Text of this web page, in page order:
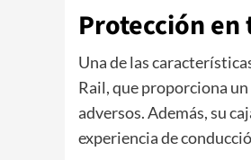
Protección
Una de las
Rail, que proporciona
adversos. Además, su
experiencia de